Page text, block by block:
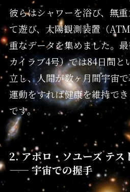
彼らはシャワーを浴び、無
て遊び、太陽観測装置（
重なデータを集めました。
カイラブ4号）では84日間と
立し、人間が数ヶ月間宇宙
運動をすれば健康を維持で
です。
2. アポロ・ソユーズ テス
—— 宇宙での握手